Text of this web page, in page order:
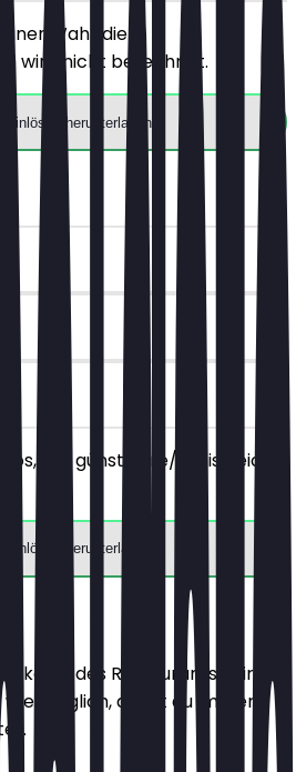
Wahl, die
wird nicht berechnet.
Einlösen herunterladen
der günstigere/preisgleiche
Einlösen herunterladen
des Restaurants. Wir
wie möglich, damit du immer